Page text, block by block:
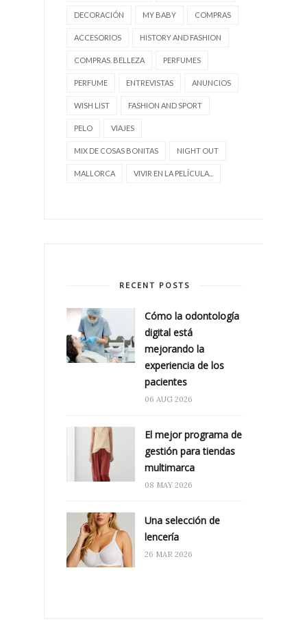
DECORACIÓN MY BABY COMPRAS
ACCESORIOS HISTORY AND FASHION
COMPRAS. BELLEZA PERFUMES
PERFUME ENTREVISTAS ANUNCIOS
WISH LIST FASHION AND SPORT
PELO VIAJES
MIX DE COSAS BONITAS NIGHT OUT
MALLORCA VIVIR EN LA PELÍCULA...
RECENT POSTS
Cómo la odontología
digital está
mejorando la
experiencia de los
pacientes
06 AUG 2026
El mejor programa de
gestión para tiendas
multimarca
08 MAY 2026
Una selección de
lencería
26 MAR 2026